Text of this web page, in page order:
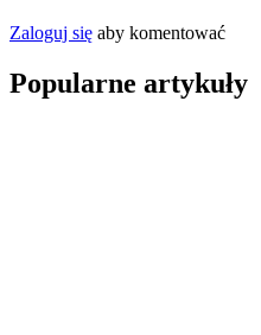
Zaloguj się aby komentować
Popularne artykuły